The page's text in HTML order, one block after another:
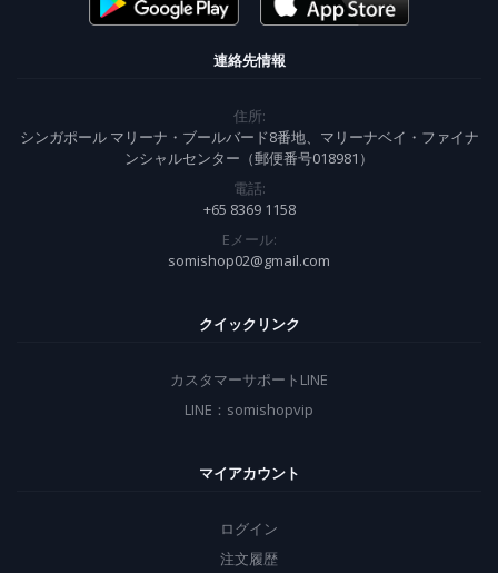
連絡先情報
住所:
シンガポール マリーナ・ブールバード8番地、マリーナベイ・ファイナ
ンシャルセンター（郵便番号018981）
電話:
+65 8369 1158
Eメール:
somishop02@gmail.com
クイックリンク
カスタマーサポートLINE
LINE：somishopvip
マイアカウント
ログイン
注文履歴